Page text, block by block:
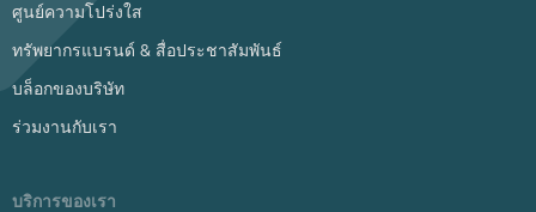
ศูนย์ความโปร่งใส
ทรัพยากรแบรนด์ & สื่อประชาสัมพันธ์
บล็อกของบริษัท
ร่วมงานกับเรา
บริการของเรา